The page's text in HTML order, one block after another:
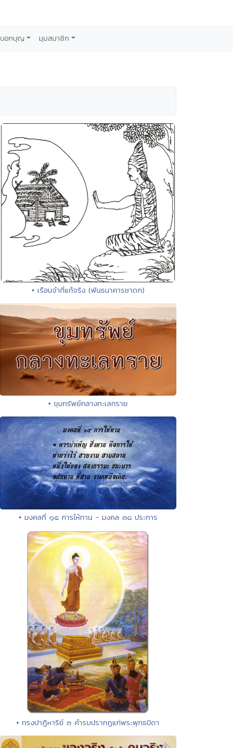
บอกบุญ มุมสมาชิก
• เรือนจำที่แท้จริง (พันธนาคารชาดก)
• ขุมทรัพย์กลางทะเลทราย
• มงคลที่ ๑๕ การให้ทาน - มงคล ๓๘ ประการ
• ทรงปาฏิหาริย์ ๓ คำรบปรากฏแก่พระพุทธบิดา